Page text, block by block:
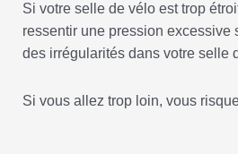
Si votre selle de vélo est trop
ressentir une pression excessive
des irrégularités dans votre selle
Si vous allez trop loin, vous